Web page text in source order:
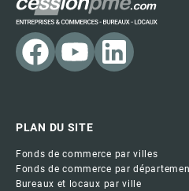
PLAN DU SITE
Fonds de commerce par villes
Fonds de commerce par
Bureaux et locaux par ville